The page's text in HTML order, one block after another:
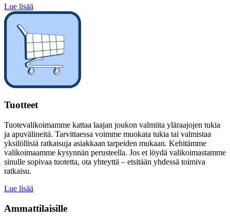
Lue lisää
Tuotteet
Tuotevalikoimamme kattaa laajan joukon valmiita yläraajojen tukia
ja apuvälineitä. Tarvittaessa voimme muokata tukia tai valmistaa
yksilöllisiä ratkaisuja asiakkaan tarpeiden mukaan. Kehitämme
valikoimaamme kysynnän perusteella. Jos et löydä valikoimastamme
sinulle sopivaa tuotetta, ota yhteyttä – etsitään yhdessä toimiva
ratkaisu.
Lue lisää
Ammattilaisille